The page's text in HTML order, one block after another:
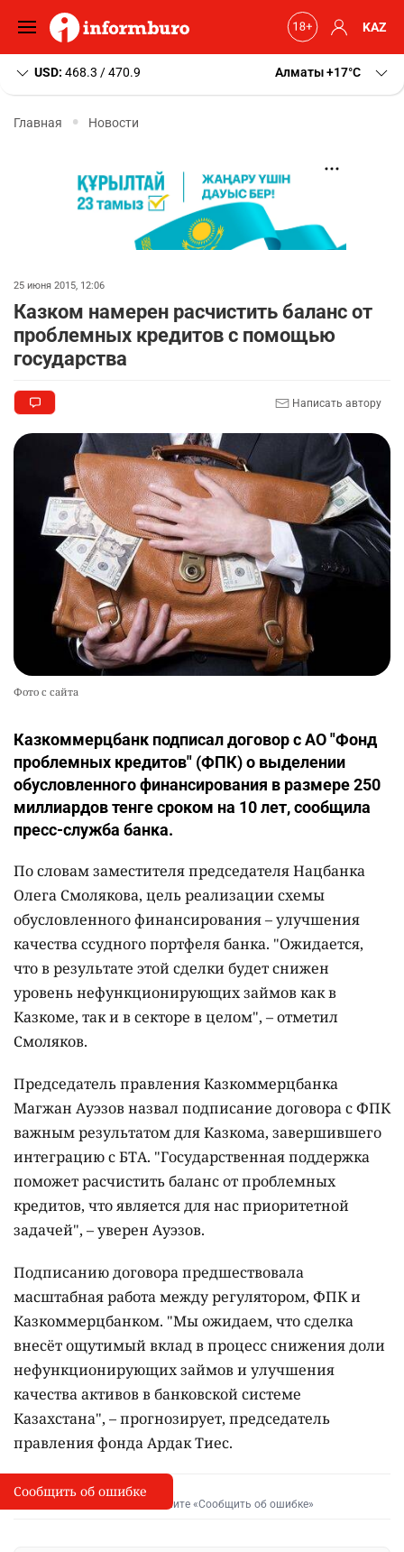
KAZ
USD: 468.3 / 470.9 Алматы+17 C
Главная Новости
25 июня 2015, 12:06
Казком намерен расчистить баланс от
проблемных кредитов с помощью
государства
Написать автору
Фото с сайта
Казкоммерцбанк подписал договор с АО "Фонд
проблемных кредитов" (ФПК) о выделении
обусловленного финансирования в размере 250
миллиардов тенге сроком на 10 лет, сообщила
пресс-служба банка.
По словам заместителя председателя Нацбанка
Олега Смолякова, цель реализации схемы
обусловленного финансирования – улучшения
качества ссудного портфеля банка. "Ожидается,
что в результате этой сделки будет снижен
уровень нефункционирующих займов как в
Казкоме, так и в секторе в целом", – отметил
Смоляков.
Председатель правления Казкоммерцбанка
Магжан Ауэзов назвал подписание договора с ФПК
важным результатом для Казкома, завершившего
интеграцию с БТА. "Государственная поддержка
поможет расчистить баланс от проблемных
кредитов, что является для нас приоритетной
задачей", – уверен Ауэзов.
Подписанию договора предшествовала
масштабная работа между регулятором, ФПК и
Казкоммерцбанком. "Мы ожидаем, что сделка
внесёт ощутимый вклад в процесс снижения доли
нефункционирующих займов и улучшения
качества активов в банковской системе
Казахстана", – прогнозирует, председатель
правления фонда Ардак Тиес.
I
Сообщить об опечатке
Выделите фрагмент и нажмите «Сообщить об ошибке»
Сообщить об ошибке